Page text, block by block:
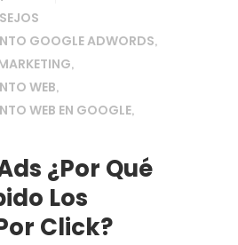
GOOGLE ADWORDS,
,
WEB,
WEB EN GOOGLE,
¿Por Qué
Los
Click?